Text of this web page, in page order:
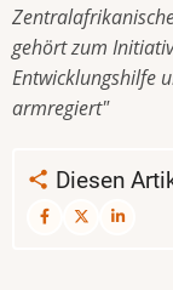
gehört zum
Entwicklungshilfe
armregiert"
Diesen